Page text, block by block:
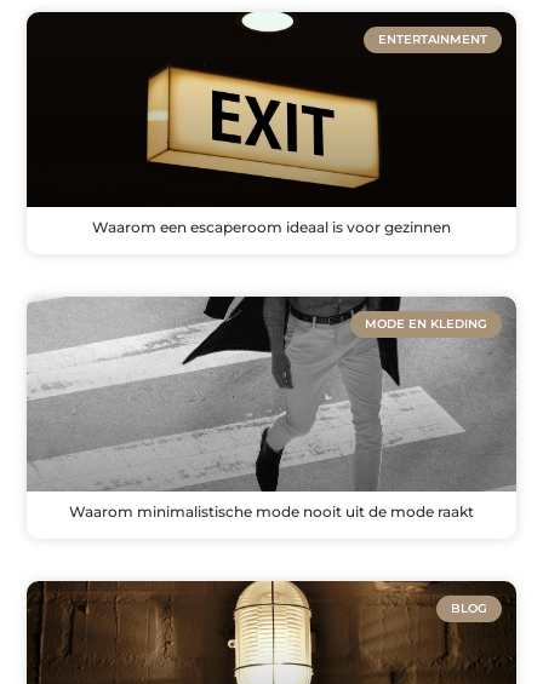
ENTERTAINMENT
Waarom een escaperoom ideaal is voor gezinnen
MODE EN KLEDING
Waarom minimalistische mode nooit uit de mode raakt
BLOG